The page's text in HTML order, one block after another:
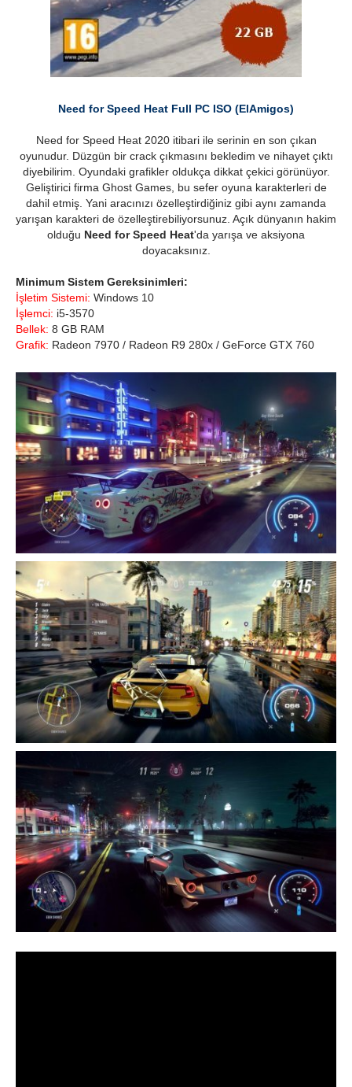
Need for Speed Heat Full PC ISO (ElAmigos)
Need for Speed Heat 2020 itibari ile serinin en son çıkan
oyunudur. Düzgün bir crack çıkmasını bekledim ve nihayet çıktı
diyebilirim. Oyundaki grafikler oldukça dikkat çekici görünüyor.
Geliştirici firma Ghost Games, bu sefer oyuna karakterleri de
dahil etmiş. Yani aracınızı özelleştirdiğiniz gibi aynı zamanda
yarışan karakteri de özelleştirebiliyorsunuz. Açık dünyanın hakim
olduğu Need for Speed Heat'da yarışa ve aksiyona
doyacaksınız.
Minimum Sistem Gereksinimleri:
İşletim Sistemi: Windows 10
İşlemci: i5-3570
Bellek: 8 GB RAM
Grafik: Radeon 7970 / Radeon R9 280x / GeForce GTX 760